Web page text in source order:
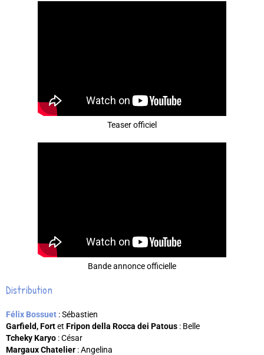
Teaser officiel
Bande annonce officielle
Distribution
Félix Bossuet : Sébastien
Garfield, Fortet Fripon della Rocca dei Patous : Belle
Tcheky Karyo : César
Margaux Chatelier : Angelina